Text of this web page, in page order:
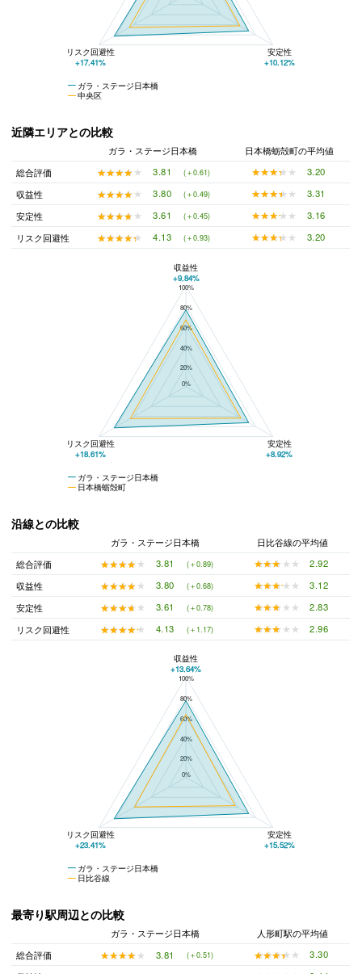
ガラ・ステージ日本橋
中央区
リスク回避性
+17.41%
安定性
+10.12%
近隣エリアとの比較
ガラ・ステージ日本橋
日本橋蛎殻町の平均値
総合評価
★★★★★
★★★★★ 3.81 (＋0.61) ★★★★★
★★★★★
3.20
収益性
★★★★★
★★★★★ 3.80 (＋0.49) ★★★★★
★★★★★
3.31
安定性
★★★★★
★★★★★ 3.61 (＋0.45) ★★★★★
★★★★★
3.16
リスク回避性
★★★★★
★★★★★ 4.13 (＋0.93) ★★★★★
★★★★★ 3.20
ガラ・ステージ日本橋と日本橋蛎殻町の平均値の総合評価の比較
100%
80%
60%
40%
20%
0%
ガラ・ステージ日本橋
日本橋蛎殻町
収益性
+9.84%
リスク回避性
+18.61%
安定性
+8.92%
沿線との比較
ガラ・ステージ日本橋
日比谷線の平均値
総合評価
★★★★★
★★★★★ 3.81 (＋0.89) ★★★★★
★★★★★
2.92
収益性
★★★★★
★★★★★ 3.80 (＋0.68) ★★★★★
★★★★★
3.12
安定性
★★★★★
★★★★★ 3.61 (＋0.78) ★★★★★
★★★★★
2.83
リスク回避性
★★★★★
★★★★★ 4.13 (＋1.17) ★★★★★
★★★★★ 2.96
ガラ・ステージ日本橋と日比谷線の平均値の総合評価の比較
100%
80%
60%
40%
20%
0%
ガラ・ステージ日本橋
日比谷線
収益性
+13.64%
リスク回避性
+23.41%
安定性
+15.52%
最寄り駅周辺との比較
ガラ・ステージ日本橋
人形町駅の平均値
総合評価
★★★★★
★★★★★ 3.81 (＋0.51) ★★★★★
★★★★★
3.30